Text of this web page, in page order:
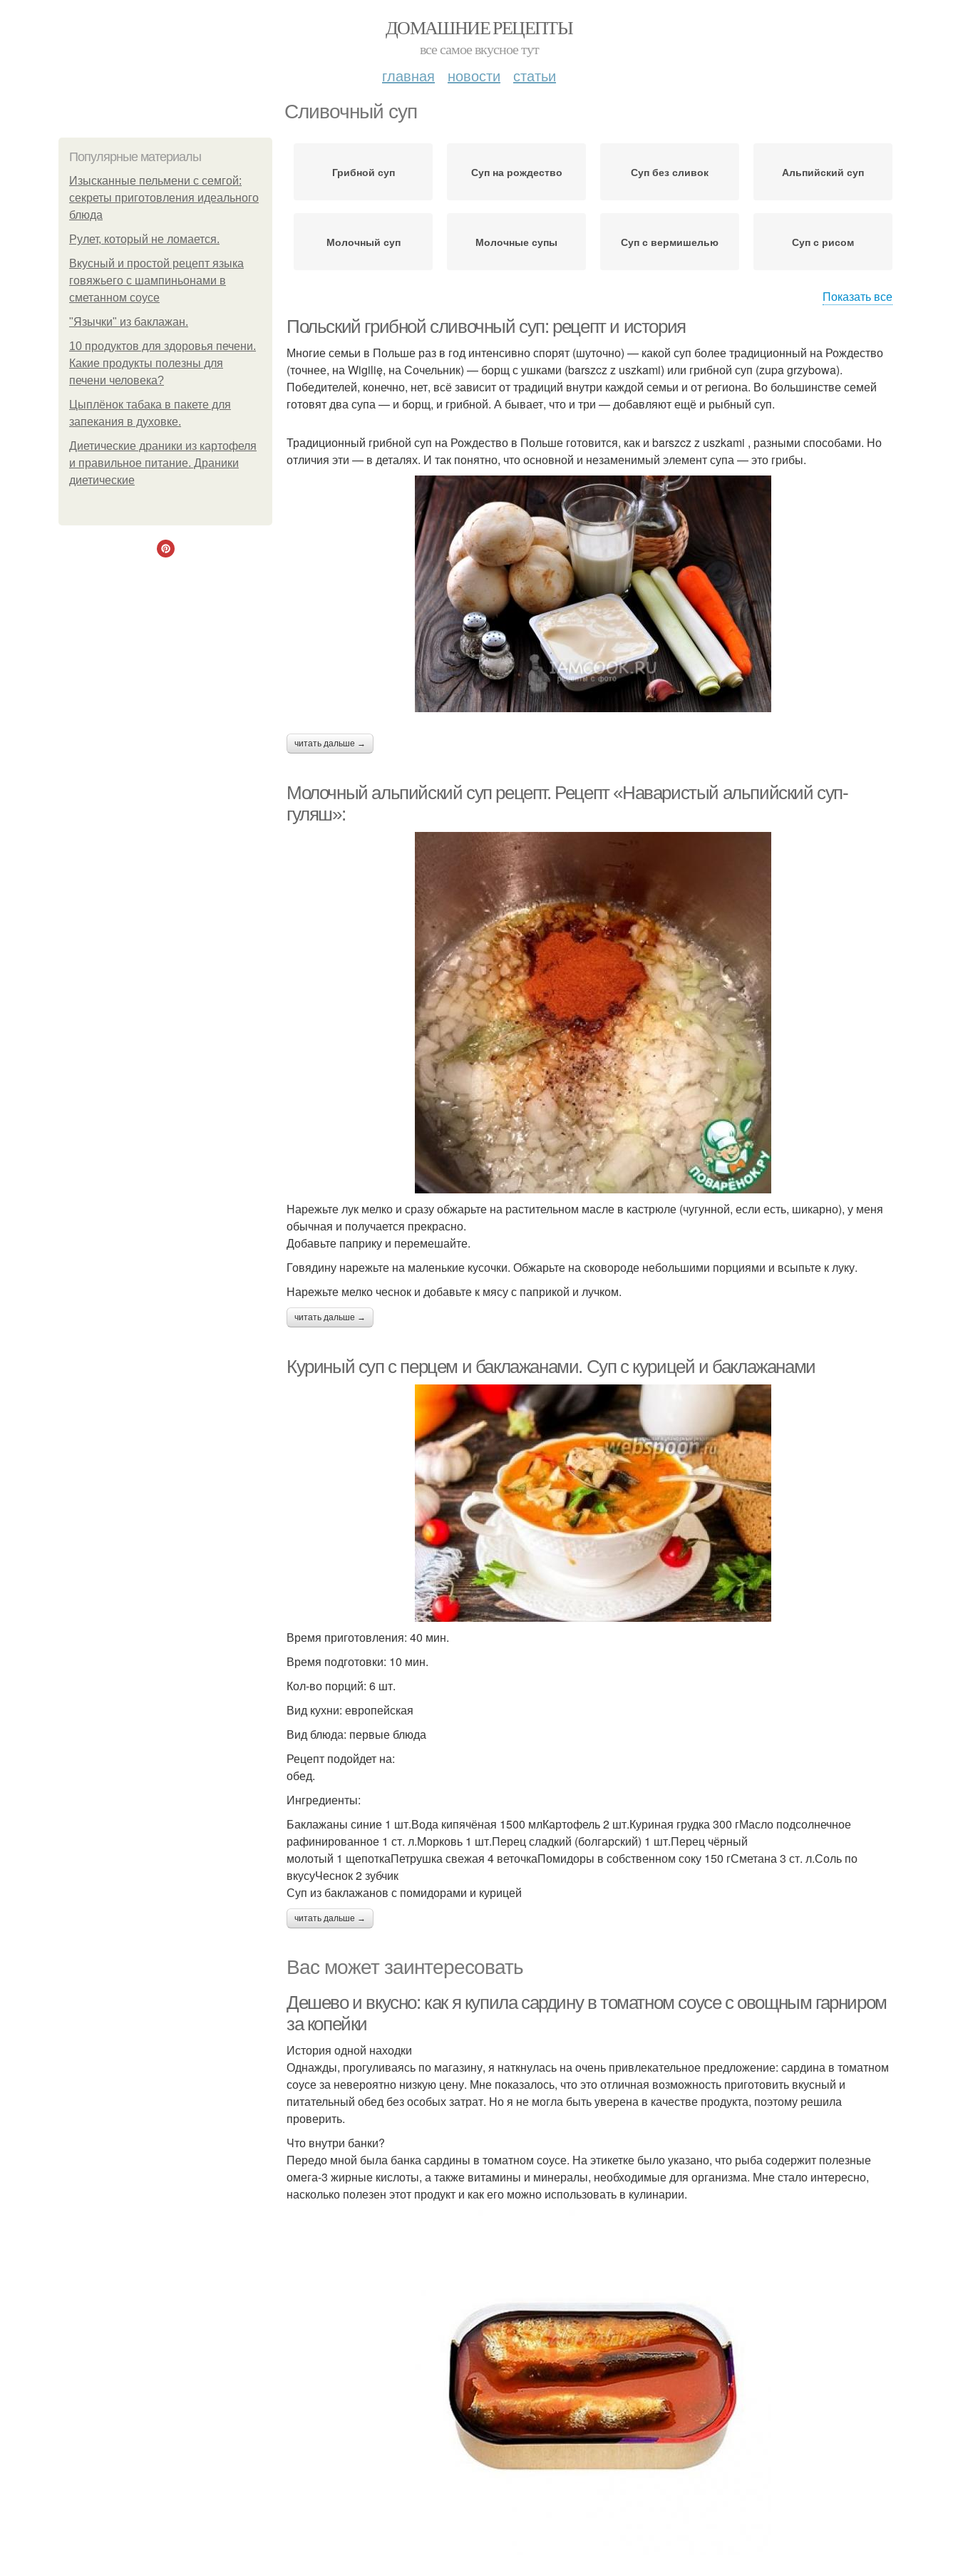
ДОМАШНИЕ РЕЦЕПТЫ
все самое вкусное тут
главная новости статьи
Сливочный суп
Популярные материалы
Изысканные пельмени с семгой:
секреты приготовления идеального
блюда
Рулет, который не ломается.
Вкусный и простой рецепт языка
говяжьего с шампиньонами в
сметанном соусе
"Язычки" из баклажан.
10 продуктов для здоровья печени.
Какие продукты полезны для
печени человека?
Цыплёнок табака в пакете для
запекания в духовке.
Диетические драники из картофеля
и правильное питание. Драники
диетические
Грибной суп Суп на рождество Суп без сливок Альпийский суп
Молочный суп Молочные супы Суп с вермишелью Суп с рисом
Суп с сыром Суп с гречкой Миндальный суп Куриный суп
Суп с перцем Суп с баклажанами Суп из баранины
Суп с запеченными
баклажанами
Показать все
Польский грибной сливочный суп: рецепт и история
Многие семьи в Польше раз в год интенсивно спорят (шуточно) — какой суп более традиционный на Рождество
(точнее, на Wigilię, на Сочельник) — борщ с ушками (barszcz z uszkami) или грибной суп (zupa grzybowa).
Победителей, конечно, нет, всё зависит от традиций внутри каждой семьи и от региона. Во большинстве семей
готовят два супа — и борщ, и грибной. А бывает, что и три — добавляют ещё и рыбный суп.
Традиционный грибной суп на Рождество в Польше готовится, как и barszcz z uszkami , разными способами. Но
отличия эти — в деталях. И так понятно, что основной и незаменимый элемент супа — это грибы.
читать дальше →
Молочный альпийский суп рецепт. Рецепт «Наваристый альпийский суп-
гуляш»:
Нарежьте лук мелко и сразу обжарьте на растительном масле в кастрюле (чугунной, если есть, шикарно), у меня
обычная и получается прекрасно.
Добавьте паприку и перемешайте.
Говядину нарежьте на маленькие кусочки. Обжарьте на сковороде небольшими порциями и всыпьте к луку.
Нарежьте мелко чеснок и добавьте к мясу с паприкой и лучком.
читать дальше →
Куриный суп с перцем и баклажанами. Суп с курицей и баклажанами
Время приготовления: 40 мин.
Время подготовки: 10 мин.
Кол-во порций: 6 шт.
Вид кухни: европейская
Вид блюда: первые блюда
Рецепт подойдет на:
обед.
Ингредиенты:
Баклажаны синие 1 шт.Вода кипячёная 1500 млКартофель 2 шт.Куриная грудка 300 гМасло подсолнечное
рафинированное 1 ст. л.Морковь 1 шт.Перец сладкий (болгарский) 1 шт.Перец чёрный
молотый 1 щепоткаПетрушка свежая 4 веточкаПомидоры в собственном соку 150 гСметана 3 ст. л.Соль по
вкусуЧеснок 2 зубчик
Суп из баклажанов с помидорами и курицей
читать дальше →
Вас может заинтересовать
Дешево и вкусно: как я купила сардину в томатном соусе с овощным гарниром
за копейки
История одной находки
Однажды, прогуливаясь по магазину, я наткнулась на очень привлекательное предложение: сардина в томатном
соусе за невероятно низкую цену. Мне показалось, что это отличная возможность приготовить вкусный и
питательный обед без особых затрат. Но я не могла быть уверена в качестве продукта, поэтому решила
проверить.
Что внутри банки?
Передо мной была банка сардины в томатном соусе. На этикетке было указано, что рыба содержит полезные
омега-3 жирные кислоты, а также витамины и минералы, необходимые для организма. Мне стало интересно,
насколько полезен этот продукт и как его можно использовать в кулинарии.